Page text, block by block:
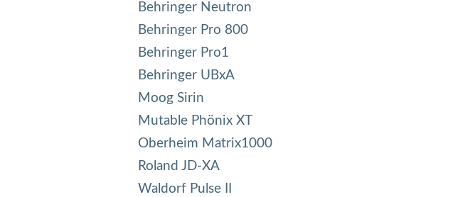
Behringer Neutron
Behringer Pro 800
Behringer Pro1
Behringer UBxA
Moog Sirin
Mutable Phönix XT
Oberheim Matrix1000
Roland JD-XA
Waldorf Pulse II